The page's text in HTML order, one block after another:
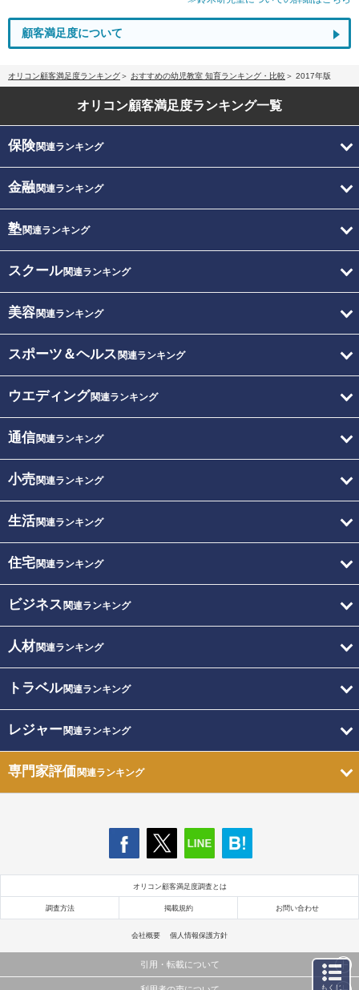
顧客満足度について
オリコン顧客満足度ランキング おすすめの幼児教室 知育ランキング・比較 2017年版
オリコン顧客満足度ランキング一覧
保険関連ランキング
金融関連ランキング
塾関連ランキング
スクール関連ランキング
美容関連ランキング
スポーツ＆ヘルス 関連ランキング
ウエディング関連ランキング
通信関連ランキング
小売関連ランキング
生活関連ランキング
住宅関連ランキング
ビジネス 関連ランキング
人材関連ランキング
トラベル関連ランキング
レジャー関連ランキング
専門家評価関連ランキング
オリコン顧客満足度調査とは
調査方法 掲載規約 お問い合わせ
会社概要 個人情報保護方針
引用・転載について
もくじ